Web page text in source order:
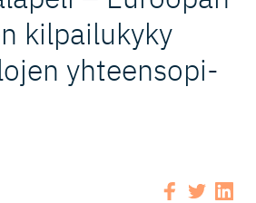
kilpailukyky
yhteensopi­